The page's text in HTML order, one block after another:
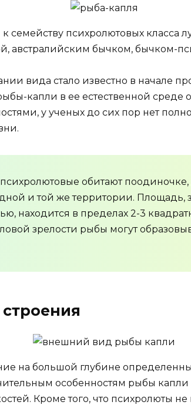
семейству психролютовых класса
австралийским бычком, бычком-
вида стало известно в начале
капли в ее естественной среде
у ученых до сих пор нет
психролютовые обитают
и той же территории. Площадь,
находится в пределах 2-3
зрелости рыбы могут
на большой глубине
особенностям рыбы
Кроме того, что психролюты